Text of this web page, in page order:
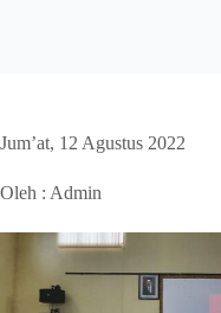
Jum’at, 12 Agustus 2022
Oleh : Admin